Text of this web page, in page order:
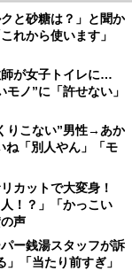
と砂糖は？」と聞か
れから使います」
師が女子トイレに…
ノ”に「許せない」
りこない”男性→あか
「別人やん」「モ
カットで大変身！
！？」「かっこい
声
ー銭湯スタッフが訴
「当たり前すぎ」